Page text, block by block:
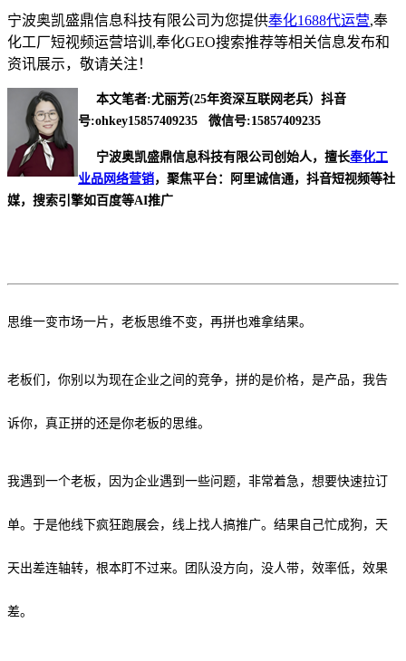
宁波奥凯盛鼎信息科技有限公司为您提供奉化1688代运营,奉
化工厂短视频运营培训,奉化GEO搜索推荐等相关信息发布和
资讯展示，敬请关注！
本文笔者:尤丽芳(25年资深互联网老兵）抖音
号:ohkey15857409235 微信号:15857409235
宁波奥凯盛鼎信息科技有限公司创始人，擅长奉化工
业品网络营销，聚焦平台：阿里诚信通，抖音短视频等社
媒，搜索引擎如百度等AI推广
思维一变市场一片，老板思维不变，再拼也难拿结果。
老板们，你别以为现在企业之间的竞争，拼的是价格，是产品，我告
诉你，真正拼的还是你老板的思维。
我遇到一个老板，因为企业遇到一些问题，非常着急，想要快速拉订
单。于是他线下疯狂跑展会，线上找人搞推广。结果自己忙成狗，天
天出差连轴转，根本盯不过来。团队没方向，没人带，效率低，效果
差。